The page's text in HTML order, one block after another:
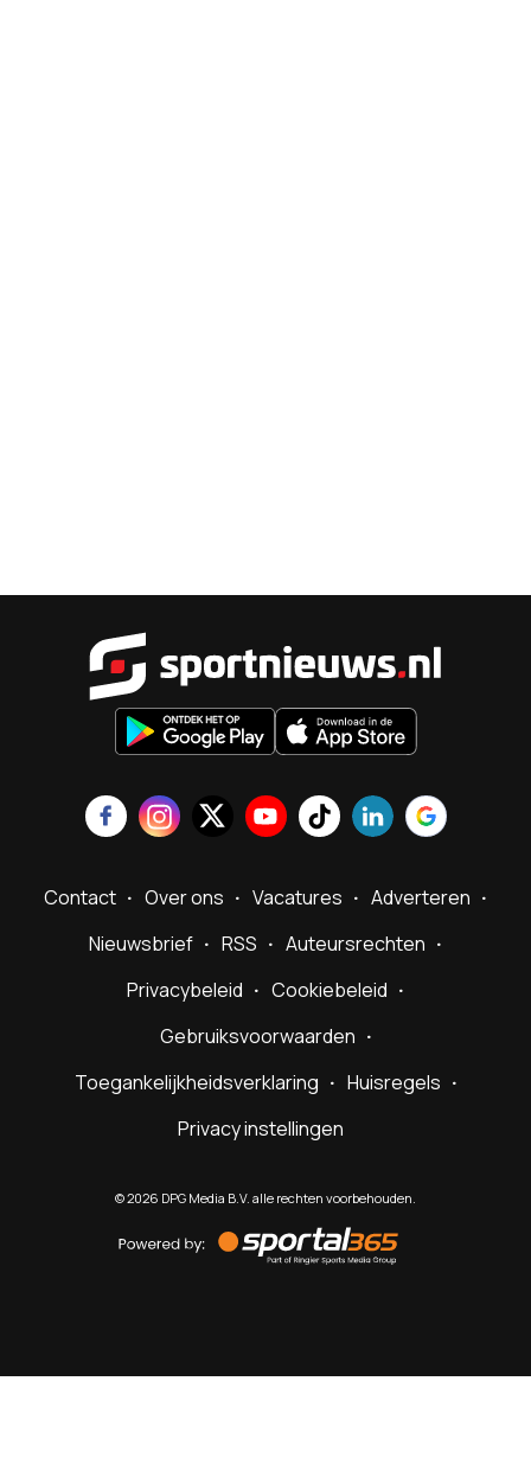
Contact Over ons Vacatures
Adverteren
Nieuwsbrief
RSS
Auteursrechten
Privacybeleid
Cookiebeleid
Gebruiksvoorwaarden
Toegankelijkheidsverklaring
Huisregels
Privacy instellingen
©2026 DPG Media B.V. alle rechten voorbehouden.
by
Sportal365